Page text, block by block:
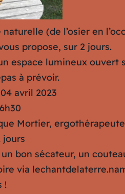
(de l’osier en
propose, sur 2 jours.
espace lumineux ouvert
à prévoir.
avril 2023
Mortier,
jours
bon sécateur, un
via
!